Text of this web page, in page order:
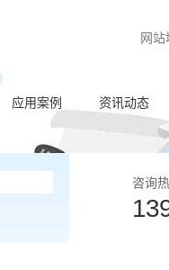
网站
应用案例
泵体加工
资讯动态
行业动态
咨询